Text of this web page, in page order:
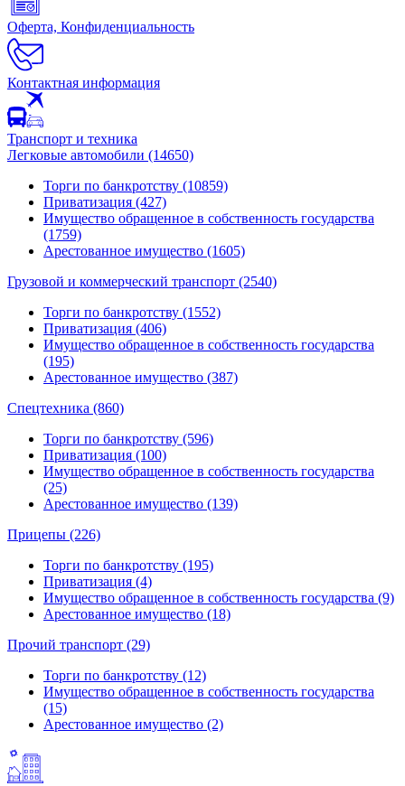
Оферта, Конфиденциальность
Контактная информация
Транспорт и техника
Легковые автомобили (14650)
Торги по банкротству (10859)
Приватизация (427)
Имущество обращенное в собственность государства
(1759)
Арестованное имущество (1605)
Грузовой и коммерческий транспорт (2540)
Торги по банкротству (1552)
Приватизация (406)
Имущество обращенное в собственность государства
(195)
Арестованное имущество (387)
Спецтехника (860)
Торги по банкротству (596)
Приватизация (100)
Имущество обращенное в собственность государства
(25)
Арестованное имущество (139)
Прицепы (226)
Торги по банкротству (195)
Приватизация (4)
Имущество обращенное в собственность государства (9)
Арестованное имущество (18)
Прочий транспорт (29)
Торги по банкротству (12)
Имущество обращенное в собственность государства
(15)
Арестованное имущество (2)